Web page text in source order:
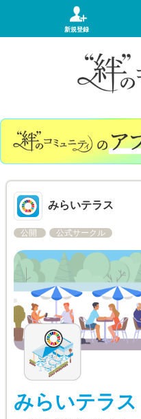
新規登録
みらいテラス
公開 公式サークル
みらいテラス